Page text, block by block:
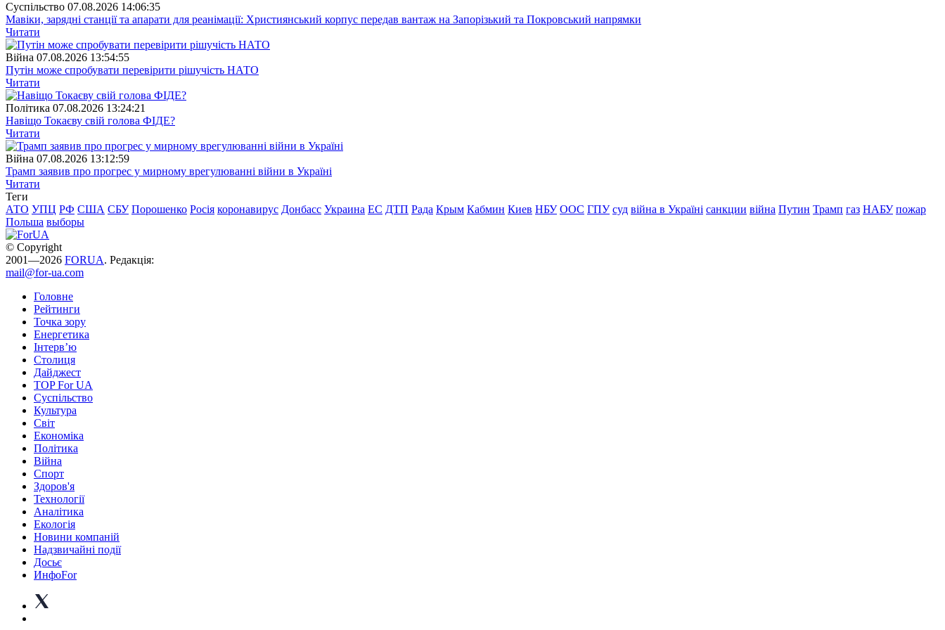
Суспiльство 07.08.2026 14:06:35
Мавіки, зарядні станції та апарати для реанімації: Християнський корпус передав вантаж на Запорізький та Покровський напрямки
Читати
Війна 07.08.2026 13:54:55
Путін може спробувати перевірити рішучість НАТО
Читати
Полiтика 07.08.2026 13:24:21
Навіщо Токаєву свій голова ФІДЕ?
Читати
Війна 07.08.2026 13:12:59
Трамп заявив про прогрес у мирному врегулюванні війни в Україні
Читати
Теги
АТО УПЦ РФ США СБУ Порошенко Росія коронавирус Донбасс Украина ЕС ДТП Рада Крым Кабмин Киев НБУ ООС ГПУ суд війна в Україні санкции війна Путин Трамп газ НАБУ пожар
Польша выборы
© Copyright
2001—2026 FORUA. Редакція:
mail@for-ua.com
Головне
Рейтинги
Точка зору
Енергетика
Інтерв’ю
Столиця
Дайджест
TOP For UA
Суспiльство
Культура
Світ
Економіка
Політика
Війна
Спорт
Здоров'я
Технології
Аналітика
Екологія
Новини компаній
Надзвичайні події
Досьє
ИнфоFor